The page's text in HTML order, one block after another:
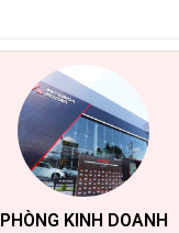
PHÒNG KINH DOANH